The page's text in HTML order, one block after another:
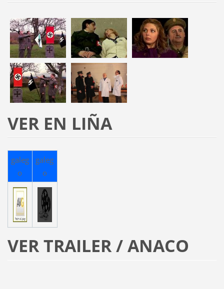
VER EN LIÑA
galeg
o
galeg
o
VER TRAILER / ANACO